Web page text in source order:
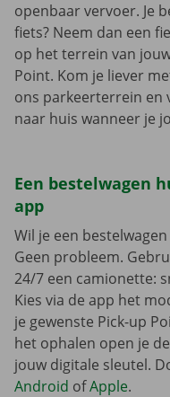
openbaar vervoer. Je
fiets? Neem dan een
op het terrein van
Point. Kom je liever
ons parkeerterrein en
naar huis wanneer je
Een bestelwagen
app
Wil je een
Geen probleem.
24/7 een camionette:
Kies via de app het
je gewenste Pick-up
het ophalen open je
jouw digitale sleutel.
Android ofApple.